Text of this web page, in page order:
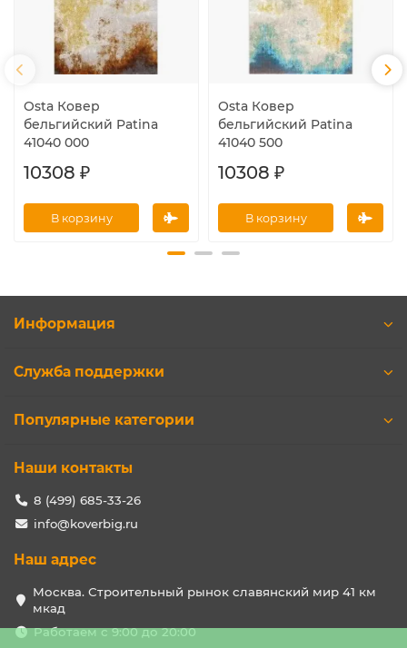
Osta Ковер
бельгийский Patina
41040 000
10308 ₽
В корзину
Osta Ковер
бельгийский Patina
41040 500
10308 ₽
В корзину
Информация
Служба поддержки
Популярные категории
Наши контакты
8 (499) 685-33-26
info@koverbig.ru
Наш адрес
Москва. Строительный рынок славянский мир 41 км
мкад
Работаем с 9:00 до 20:00